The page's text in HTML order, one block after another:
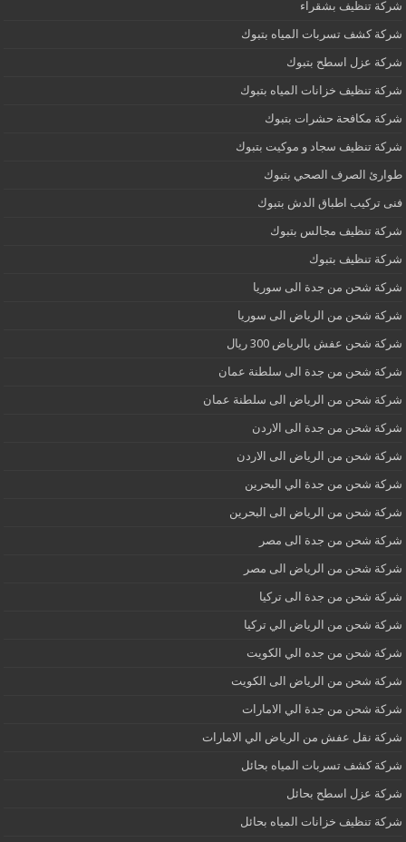
شركة تنظيف بشقراء
شركة كشف تسربات المياه بتبوك
شركة عزل اسطح بتبوك
شركة تنظيف خزانات المياه بتبوك
شركة مكافحة حشرات بتبوك
شركة تنظيف سجاد و موكيت بتبوك
طوارئ الصرف الصحي بتبوك
فنى تركيب اطباق الدش بتبوك
شركة تنظيف مجالس بتبوك
شركة تنظيف بتبوك
شركة شحن من جدة الى سوريا
شركة شحن من الرياض الى سوريا
شركة شحن عفش بالرياض 300 ريال
شركة شحن من جدة الى سلطنة عمان
شركة شحن من الرياض الى سلطنة عمان
شركة شحن من جدة الى الاردن
شركة شحن من الرياض الى الاردن
شركة شحن من جدة الي البحرين
شركة شحن من الرياض الى البحرين
شركة شحن من جدة الى مصر
شركة شحن من الرياض الى مصر
شركة شحن من جدة الى تركيا
شركة شحن من الرياض الي تركيا
شركة شحن من جده الي الكويت
شركة شحن من الرياض الى الكويت
شركة شحن من جدة الي الامارات
شركة نقل عفش من الرياض الي الامارات
شركة كشف تسربات المياه بحائل
شركة عزل اسطح بحائل
شركة تنظيف خزانات المياه بحائل